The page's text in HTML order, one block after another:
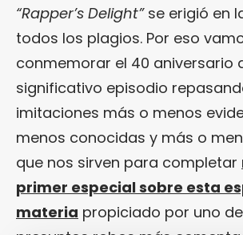
“Rapper’s Delight”se erigió en
todos los plagios. Por eso
conmemorar el 40 aniversario
significativo episodio
imitaciones más o menos
menos conocidas y más o
que nos sirven para completar
primer especial sobre esta
materia propiciado por uno